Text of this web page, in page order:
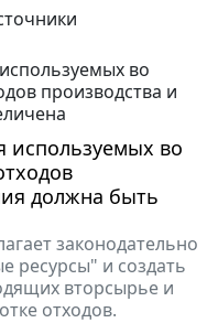
используемых во
должна быть
законодательно
ресурсы" и создать
вторсырье и
отходов.